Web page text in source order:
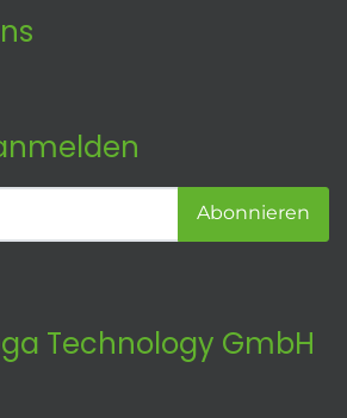
Abonnieren
Technology GmbH